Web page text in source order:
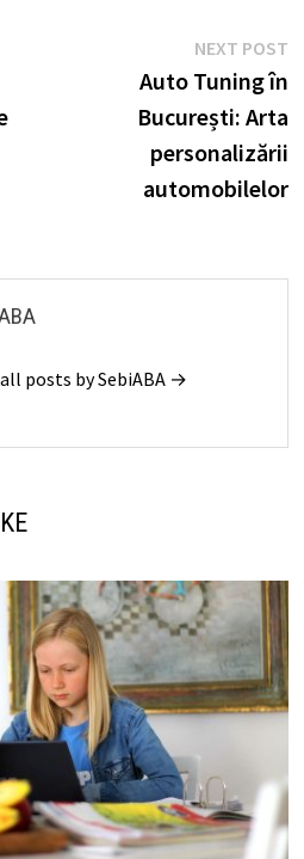
NEXT POST
Auto Tuning în
București: Arta
personalizării
automobilelor
posts by SebiABA →